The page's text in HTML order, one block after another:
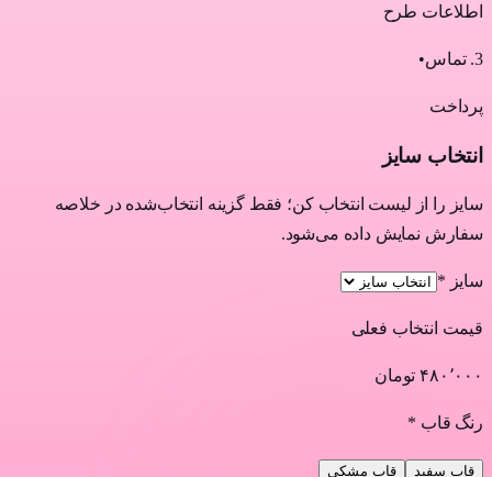
اطلاعات طرح
3
.تماس•
پرداخت
انتخاب سایز
سایز را از لیست انتخاب کن؛ فقط گزینه انتخاب‌شده در خلاصه
سفارش نمایش داده می‌شود.
سایز *
قیمت انتخاب فعلی
۴۸۰٬۰۰۰ تومان
رنگ قاب *
قاب سفید قاب مشکی